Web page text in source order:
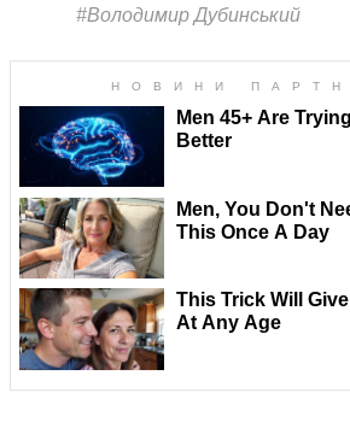
#Володимир Дубинський